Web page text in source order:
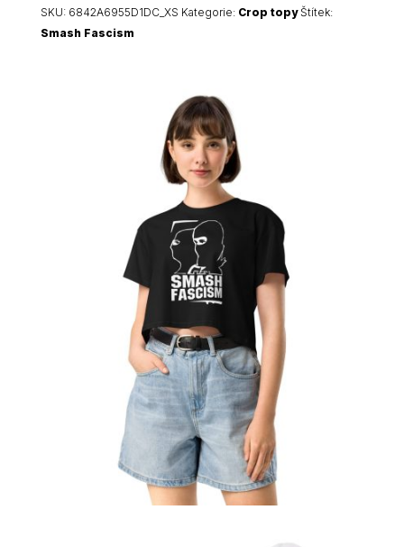
množství
SKU: 6842A6955D1DC_XS Kategorie: Crop topy Štítek:
Smash Fascism